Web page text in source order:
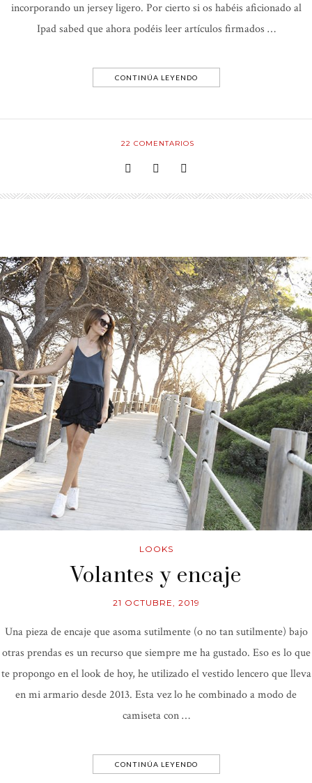
incorporando un jersey ligero. Por cierto si os habéis aficionado al
Ipad sabed que ahora podéis leer artículos firmados …
CONTINÚA LEYENDO
22 COMENTARIOS
LOOKS
Volantes y encaje
21 OCTUBRE, 2019
Una pieza de encaje que asoma sutilmente (o no tan sutilmente) bajo
otras prendas es un recurso que siempre me ha gustado. Eso es lo que
te propongo en el look de hoy, he utilizado el vestido lencero que lleva
en mi armario desde 2013. Esta vez lo he combinado a modo de
camiseta con …
CONTINÚA LEYENDO